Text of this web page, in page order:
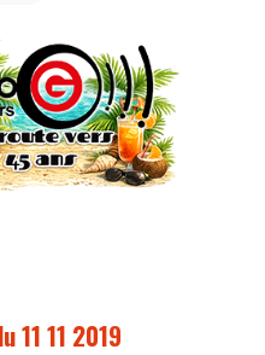
11 11 2019